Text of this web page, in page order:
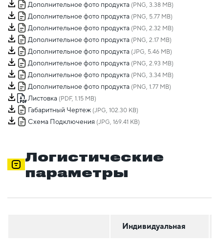
Дополнительное фото продукта (PNG, 3.38 MB)
Дополнительное фото продукта (PNG, 5.77 MB)
Дополнительное фото продукта (PNG, 2.32 MB)
Дополнительное фото продукта (PNG, 2.17 MB)
Дополнительное фото продукта (JPG, 5.46 MB)
Дополнительное фото продукта (PNG, 2.93 MB)
Дополнительное фото продукта (PNG, 3.34 MB)
Дополнительное фото продукта (PNG, 1.77 MB)
Листовка (PDF, 1.15 MB)
Габаритный Чертеж (JPG, 102.30 KB)
Схема Подключения (JPG, 169.41 KB)
Логистические
параметры
Индивидуальная